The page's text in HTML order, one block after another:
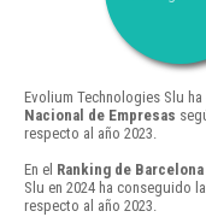
Evolium Technologies Slu
Nacional de Empresas
respecto al año 2023.
En el Ranking de Barcelona
Slu en 2024 ha conseguido
respecto al año 2023.